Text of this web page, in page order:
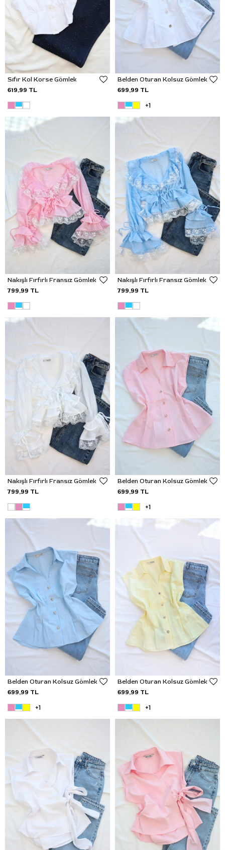
Sıfır Kol Korse Gömlek
619,99 TL
Belden Oturan Kolsuz Gömlek
699,99 TL
+1
Nakışlı Fırfırlı Fransız Gömlek
799,99 TL
Nakışlı Fırfırlı Fransız Gömlek
799,99 TL
Nakışlı Fırfırlı Fransız Gömlek
799,99 TL
Belden Oturan Kolsuz Gömlek
699,99 TL
+1
Belden Oturan Kolsuz Gömlek
699,99 TL
+1
Belden Oturan Kolsuz Gömlek
699,99 TL
+1